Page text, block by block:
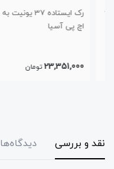
اچ پی آسیا
23,351,000 تومان
نقد و بررسی دیدگاه‌ها